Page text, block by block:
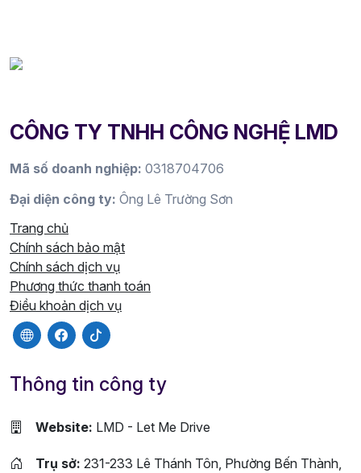
CÔNG TY TNHH CÔNG NGHỆ LMD
Mã số doanh nghiệp: 0318704706
Đại diện công ty: Ông Lê Trường Sơn
Trang chủ
Chính sách bảo mật
Chính sách dịch vụ
Phương thức thanh toán
Điều khoản dịch vụ
Thông tin công ty
Website: LMD - Let Me Drive
Trụ sở: 231-233 Lê Thánh Tôn, Phường Bến Thành,